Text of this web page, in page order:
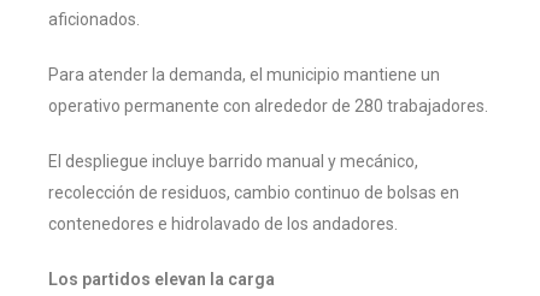
aficionados.
Para atender la demanda, el municipio mantiene un
operativo permanente con alrededor de 280 trabajadores.
El despliegue incluye barrido manual y mecánico,
recolección de residuos, cambio continuo de bolsas en
contenedores e hidrolavado de los andadores.
Los partidos elevan la carga